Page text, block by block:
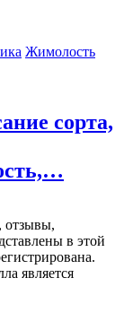
Жимолость
сорта,
отзывы,
в этой
является